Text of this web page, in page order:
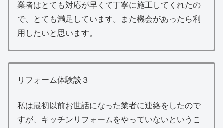
業者はとても対応が早くて丁寧に施工してくれたの
で、とても満足しています。また機会があったら利
用したいと思います。
リフォーム体験談３
私は最初以前お世話になった業者に連絡をしたので
すが、キッチンリフォームをやっていないというこ